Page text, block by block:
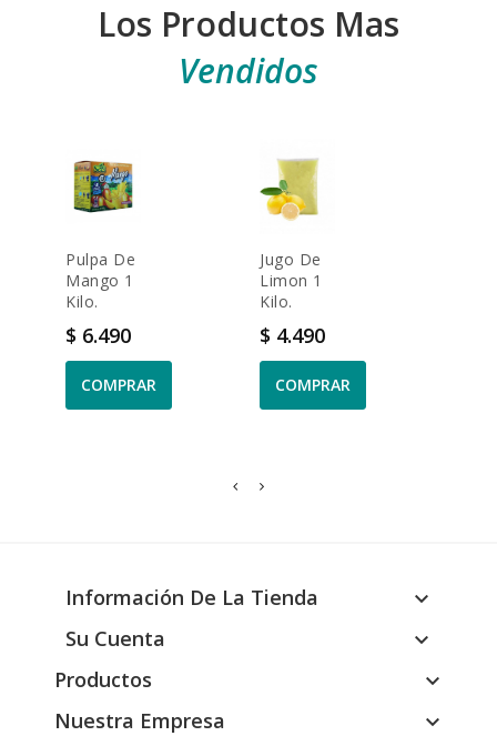
Los Productos Mas
Vendidos
Pulpa De
Mango 1
Kilo.
Precio
$ 6.490
COMPRAR
Jugo De
Limon 1
Kilo.
Precio
$ 4.490
COMPRAR
Información De La Tienda

Su Cuenta

Productos

Nuestra Empresa
